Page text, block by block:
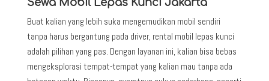
Buat kalian yang lebih suka mengemudikan mobil sendiri
tanpa harus bergantung pada driver, rental mobil lepas kunci
adalah pilihan yang pas. Dengan layanan ini, kalian bisa bebas
mengeksplorasi tempat-tempat yang kalian mau tanpa ada